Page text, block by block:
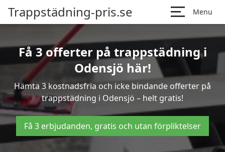
Trappstädning-pris.se Menu
Få 3 offerter på trappstädning i
Odensjö här!
Hämta 3 kostnadsfria och icke bindande offerter på
trappstädning i Odensjö – helt gratis!
Få 3 erbjudanden, gratis och utan förpliktelser